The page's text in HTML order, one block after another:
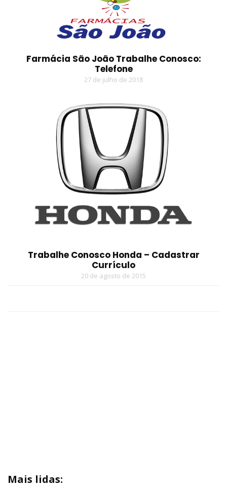
Farmácia São João Trabalhe Conosco:
Telefone
27 de julho de 2018
Trabalhe Conosco Honda – Cadastrar
Currículo
20 de agosto de 2015
Mais lidas: